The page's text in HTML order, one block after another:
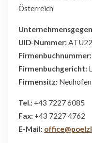
Österreich
UID-Nummer:
Firmenbuchnummer:
Firmenbuchgericht:
Firmensitz:
Tel.: +43 7227 6085
Fax: +43 7227 4762
E-Mail: